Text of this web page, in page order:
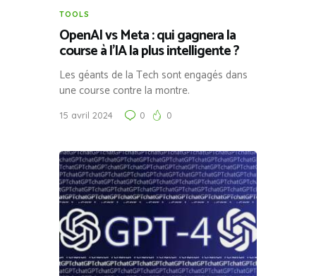
TOOLS
OpenAI vs Meta : qui gagnera la
course à l’IA la plus intelligente ?
Les géants de la Tech sont engagés dans
une course contre la montre.
15 avril 2024 0 0